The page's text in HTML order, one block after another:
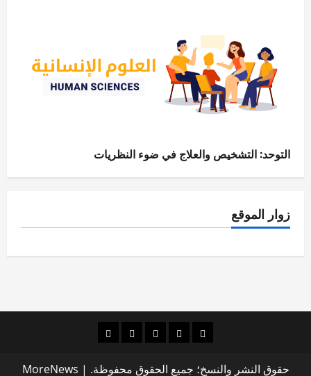
التوحد: التشخيص والعلاج في ضوء النظريات
زوار الموقع
الصفحةقضايا
معاصرة
الإنسانيات
الاقتصادقراءات
حقوق النشر والنسخ؛ جميع الحقوق محفوظة. |
MoreNews